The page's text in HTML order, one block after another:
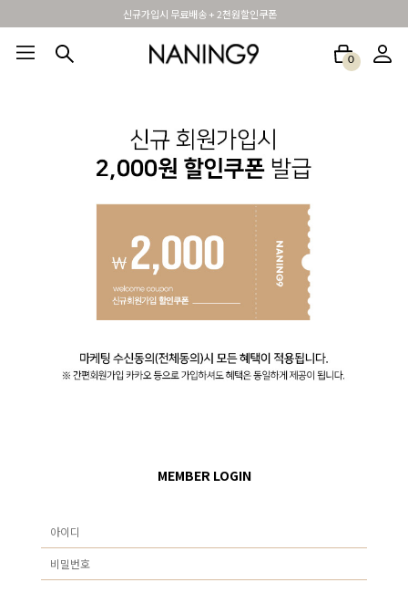
신규가입시 무료배송 + 2천원할인쿠폰
0
MEMBER LOGIN